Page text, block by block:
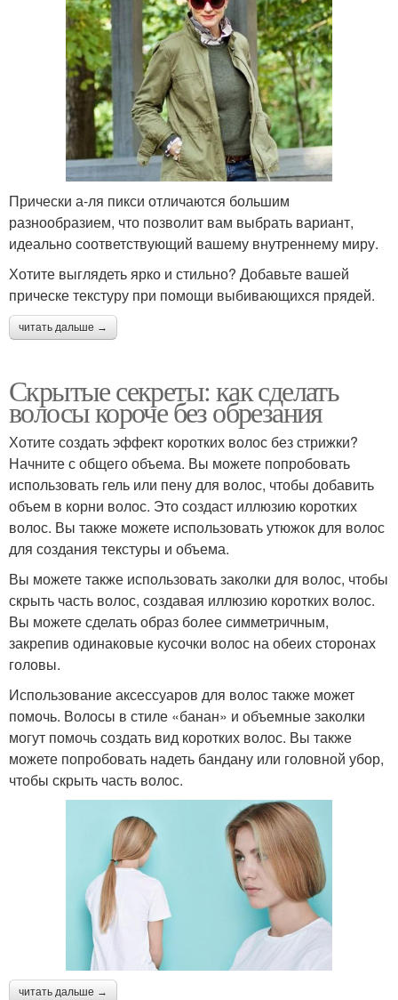
Прически а-ля пикси отличаются большим
разнообразием, что позволит вам выбрать вариант,
идеально соответствующий вашему внутреннему миру.
Хотите выглядеть ярко и стильно? Добавьте вашей
прическе текстуру при помощи выбивающихся прядей.
читать дальше →
Скрытые секреты: как сделать
волосы короче без обрезания
Хотите создать эффект коротких волос без стрижки?
Начните с общего объема. Вы можете попробовать
использовать гель или пену для волос, чтобы добавить
объем в корни волос. Это создаст иллюзию коротких
волос. Вы также можете использовать утюжок для волос
для создания текстуры и объема.
Вы можете также использовать заколки для волос, чтобы
скрыть часть волос, создавая иллюзию коротких волос.
Вы можете сделать образ более симметричным,
закрепив одинаковые кусочки волос на обеих сторонах
головы.
Использование аксессуаров для волос также может
помочь. Волосы в стиле «банан» и объемные заколки
могут помочь создать вид коротких волос. Вы также
можете попробовать надеть бандану или головной убор,
чтобы скрыть часть волос.
читать дальше →